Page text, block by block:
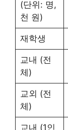
(단위: 명,
천 원)
재학생
교내 (전
체)
교외 (전
체)
교내 (1인